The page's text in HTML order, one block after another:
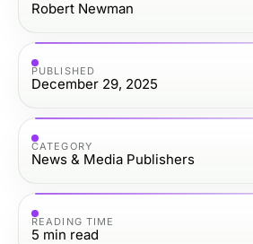
Robert Newman
PUBLISHED
December 29, 2025
CATEGORY
News & Media Publishers
READING TIME
5 min read